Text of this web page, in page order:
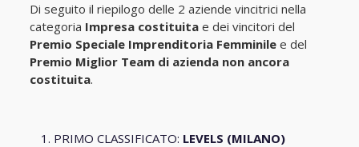
Di seguito il riepilogo delle 2 aziende vincitrici nella
categoria Impresa costituitae dei vincitori del
Premio Speciale Imprenditoria Femminilee del
Premio Miglior Team di azienda non ancora
costituita.
PRIMO CLASSIFICATO: LEVELS (MILANO)